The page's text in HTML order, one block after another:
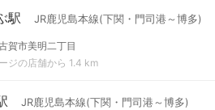
駅 JR鹿児島本線(下関・門司港～博多)
賀市美明二丁目
ジの店舗から 1.4 km
JR鹿児島本線(下関・門司港～博多)